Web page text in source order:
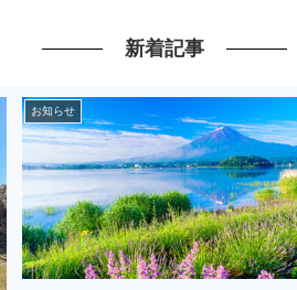
新着記事
お知らせ